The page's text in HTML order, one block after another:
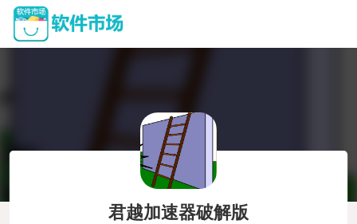
君越加速器破解版